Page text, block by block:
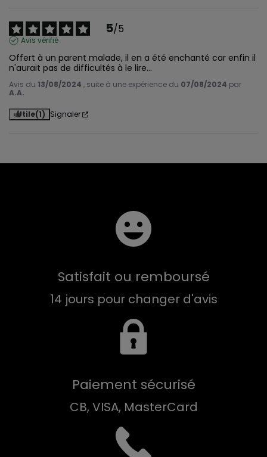
5/5
Avis vérifié
Offert à un parent malade, il en a été enchanté car enfin il
n'aurait pas de difficultés à le lire...
Avis du 13/08/2024 , suite à une expérience du 07/08/2024 par
A.A.
Utile(1) Signaler
Satisfait ou remboursé
14 jours pour changer d'avis
Paiement sécurisé
CB, VISA, MasterCard